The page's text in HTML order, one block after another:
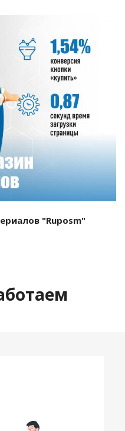
"Ruposm"